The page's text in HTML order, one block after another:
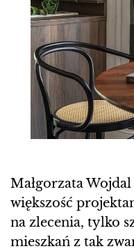
Małgorzata
większość
na zlecenia, tylko
mieszkań z tak